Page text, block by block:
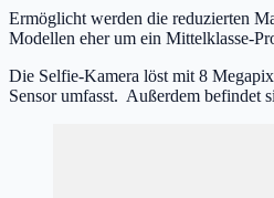
Ermöglicht werden die reduzierten
Modellen eher um ein Mittelklasse-
Die Selfie-Kamera löst mit 8
Sensor umfasst. Außerdem befindet